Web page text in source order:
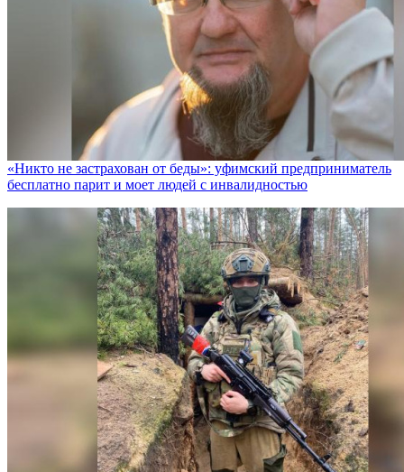
«Никто не заcтрахован от беды»: уфимский предприниматель
бесплатно парит и моет людей с инвалидностью